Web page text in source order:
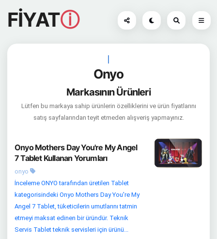
FİYATⓘ
|
Onyo
Markasının Ürünleri
Lütfen bu markaya sahip ürünlerin özelliklerini ve ürün fiyatlarını
satış sayfalarından teyit etmeden alışveriş yapmayınız.
Onyo Mothers Day You're My Angel
7 Tablet Kullanan Yorumları
onyo
İnceleme ONYO tarafından üretilen Tablet
kategorisindeki Onyo Mothers Day You're My
Angel 7 Tablet, tüketicilerin umutlarını tatmin
etmeyi maksat edinen bir üründür. Teknik
Servis Tablet teknik servisleri için ürünü...